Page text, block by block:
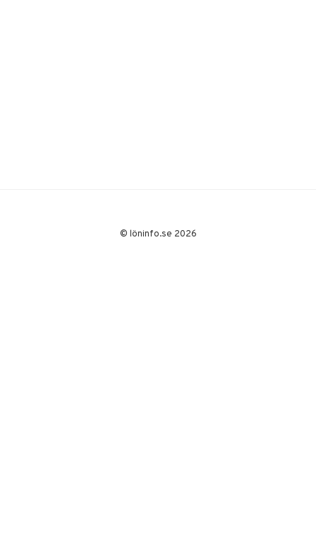
© löninfo.se 2026